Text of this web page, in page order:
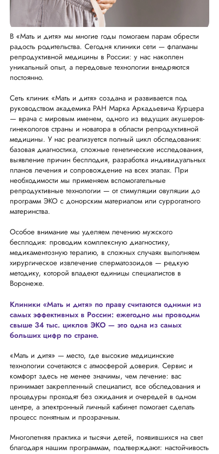
В «Мать и дитя» мы многие годы помогаем парам обрести
радость родительства. Сегодня клиники сети — флагманы
репродуктивной медицины в России: у нас накоплен
уникальный опыт, а передовые технологии внедряются
постоянно.
Сеть клиник «Мать и дитя» создана и развивается под
руководством академика РАН Марка Аркадьевича Курцера
— врача с мировым именем, одного из ведущих акушеров-
гинекологов страны и новатора в области репродуктивной
медицины. У нас реализуется полный цикл обследования:
базовая диагностика, сложные генетические исследования,
выявление причин бесплодия, разработка индивидуальных
планов лечения и сопровождение на всех этапах. При
необходимости мы применяем вспомогательные
репродуктивные технологии — от стимуляции овуляции до
программ ЭКО с донорским материалом или суррогатного
материнства.
Особое внимание мы уделяем лечению мужского
бесплодия: проводим комплексную диагностику,
медикаментозную терапию, в сложных случаях выполняем
хирургическое извлечение сперматозоидов — редкую
методику, которой владеют единицы специалистов в
Воронеже.
Клиники «Мать и дитя» по праву считаются одними из
самых эффективных в России: ежегодно мы проводим
свыше 34 тыс. циклов ЭКО — это одна из самых
больших цифр по стране.
«Мать и дитя» — место, где высокие медицинские
технологии сочетаются с атмосферой доверия. Сервис и
комфорт здесь не менее значимы, чем лечение: вас
принимает закрепленный специалист, все обследования и
процедуры проходят без ожидания и очередей в одном
центре, а электронный личный кабинет помогает сделать
процесс понятным и прозрачным.
Многолетняя практика и тысячи детей, появившихся на свет
благодаря нашим программам, подтверждают: настойчивость